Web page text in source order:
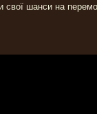
шанси на